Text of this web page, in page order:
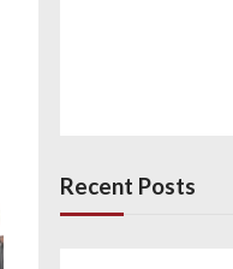
Recent Posts